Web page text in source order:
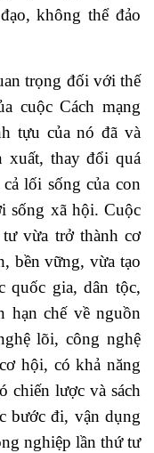
không thể đảo
trọng đối với thế
cuộc Cách mạng
tựu của nó đã và
xuất, thay đổi quá
lối sống của con
sống xã hội. Cuộc
vừa trở thành cơ
bền vững, vừa tạo
quốc gia, dân tộc,
hạn chế về nguồn
lõi, công nghệ
hội, có khả năng
chiến lược và sách
bước đi, vận dụng
nghiệp lần thứ tư